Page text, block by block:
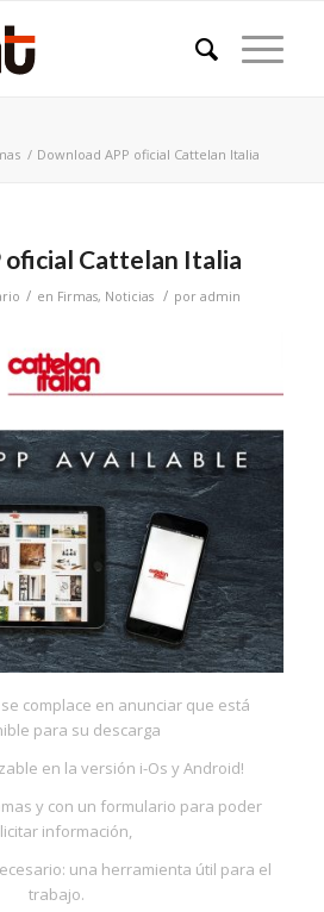
/ Download APP oficial Cattelan Italia
oficial Cattelan Italia
/ en Firmas, Noticias / por admin
se complace en anunciar que está
para su descarga
en la versión i-Os y Android!
y con un formulario para poder
información,
una herramienta útil para el
trabajo.